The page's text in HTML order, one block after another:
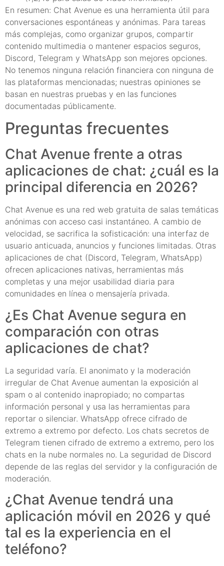
En resumen: Chat Avenue es una herramienta útil para
conversaciones espontáneas y anónimas. Para tareas
más complejas, como organizar grupos, compartir
contenido multimedia o mantener espacios seguros,
Discord, Telegram y WhatsApp son mejores opciones.
No tenemos ninguna relación financiera con ninguna de
las plataformas mencionadas; nuestras opiniones se
basan en nuestras pruebas y en las funciones
documentadas públicamente.
Preguntas frecuentes
Chat Avenue frente a otras
aplicaciones de chat: ¿cuál es la
principal diferencia en 2026?
Chat Avenue es una red web gratuita de salas temáticas
anónimas con acceso casi instantáneo. A cambio de
velocidad, se sacrifica la sofisticación: una interfaz de
usuario anticuada, anuncios y funciones limitadas. Otras
aplicaciones de chat (Discord, Telegram, WhatsApp)
ofrecen aplicaciones nativas, herramientas más
completas y una mejor usabilidad diaria para
comunidades en línea o mensajería privada.
¿Es Chat Avenue segura en
comparación con otras
aplicaciones de chat?
La seguridad varía. El anonimato y la moderación
irregular de Chat Avenue aumentan la exposición al
spam o al contenido inapropiado; no compartas
información personal y usa las herramientas para
reportar o silenciar. WhatsApp ofrece cifrado de
extremo a extremo por defecto. Los chats secretos de
Telegram tienen cifrado de extremo a extremo, pero los
chats en la nube normales no. La seguridad de Discord
depende de las reglas del servidor y la configuración de
moderación.
¿Chat Avenue tendrá una
aplicación móvil en 2026 y qué
tal es la experiencia en el
teléfono?